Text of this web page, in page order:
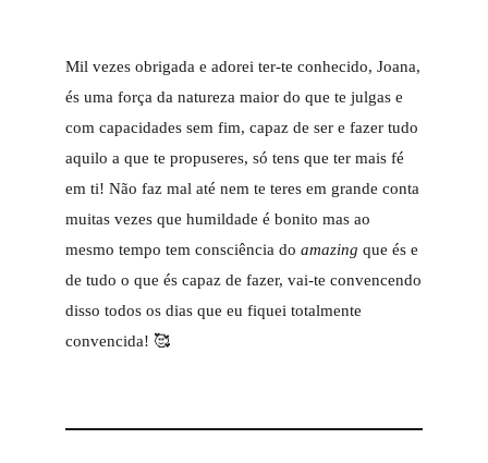
Mil vezes obrigada e adorei ter-te conhecido, Joana,
és uma força da natureza maior do que te julgas e
com capacidades sem fim, capaz de ser e fazer tudo
aquilo a que te propuseres, só tens que ter mais fé
em ti! Não faz mal até nem te teres em grande conta
muitas vezes que humildade é bonito mas ao
mesmo tempo tem consciência do amazing que és e
de tudo o que és capaz de fazer, vai-te convencendo
disso todos os dias que eu fiquei totalmente
convencida! 🥰